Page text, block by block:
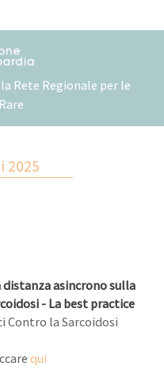
Rete Regionale per le
2025
distanza asincrono sulla
- La best practice
Contro la Sarcoidosi
qui